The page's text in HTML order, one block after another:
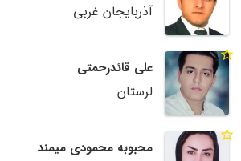
آذربایجان غربی
علی قائدرحمتی
لرستان
محبوبه محمودی میمند